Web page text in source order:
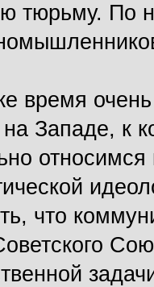
тюрьму. По
время
Западе, к
что